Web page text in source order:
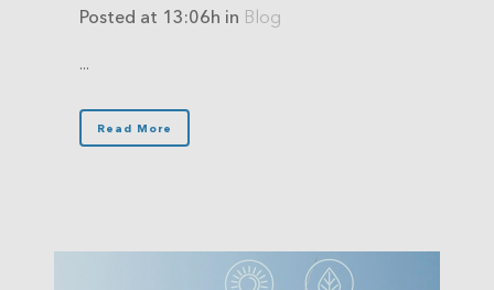
Posted at 13:06h in Blog
...
Read More